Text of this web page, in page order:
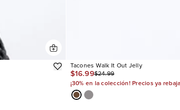
Tacones Walk It Out Jelly
$16.99$24.99
¡30% en la colección! Precios ya